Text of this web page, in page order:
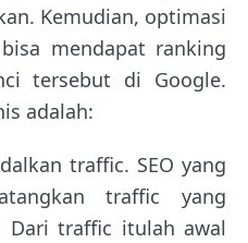
Kemudian, optimasi
mendapat ranking
tersebut di Google.
adalah:
traffic. SEO yang
traffic yang
Dari traffic itulah awal